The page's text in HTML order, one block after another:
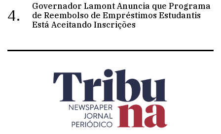
4.
Governador Lamont Anuncia que Programa
de Reembolso de Empréstimos Estudantis
Está Aceitando Inscrições